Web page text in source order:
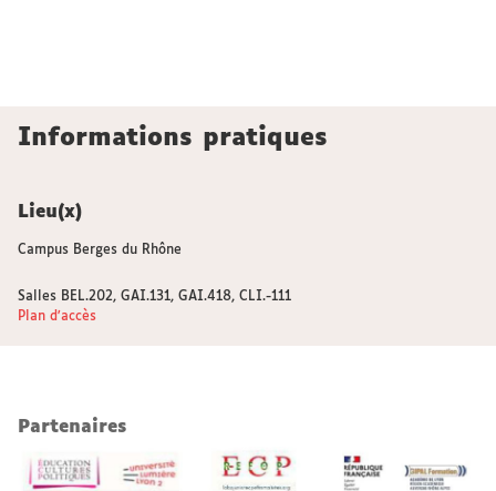
Informations pratiques
Lieu(x)
Campus Berges du Rhône
Salles BEL.202, GAI.131, GAI.418, CLI.-111
Plan d'accès
Partenaires